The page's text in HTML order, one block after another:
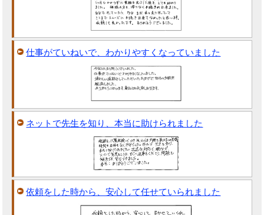
仕事がていねいで、わかりやすくなっていました
ネットで先生を知り、本当に助けられました
依頼をした時から、安心して任せていられました